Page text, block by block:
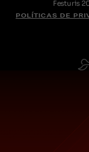
Festuris
POLÍTICAS DE